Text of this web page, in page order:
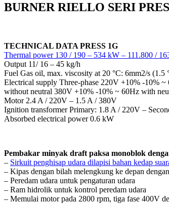
BURNER RIELLO SERI
TECHNICAL DATA PRESS 1G
Thermal power 130 / 190 – 534 kW – 111.800 /
Output 11/ 16 – 45 kg/h
Fuel Gas oil, max. viscosity at 20 °C: 6mm2/s (1.5
Electrical supply Three-phase 220V +10% -10% ~
without neutral 380V +10% -10% ~ 60Hz with
Motor 2.4 A / 220V – 1.5 A / 380V
Ignition transformer Primary: 1.8 A / 220V –
Absorbed electrical power 0.6 kW
Pembakar minyak draft paksa monoblok
– Sirkuit penghisap udara dilapisi bahan kedap
– Kipas dengan bilah melengkung ke depan
– Peredam udara untuk pengaturan udara
– Ram hidrolik untuk kontrol peredam udara
– Memulai motor pada 2800 rpm, tiga fase 400V